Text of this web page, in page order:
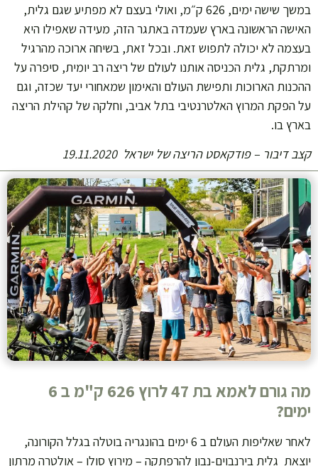
במשך שישה ימים, 626 ק״מ, ואולי בעצם לא מפתיע שגם גלית,
האישה הראשונה בארץ שעמדה באתגר הזה, מעידה שאפילו היא
בעצמה לא יכולה לתפוש זאת. ובכל זאת, בשיחה ארוכה מהרגיל
ומרתקת, גלית הכניסה אותנו לעולם של ריצה רב יומית, סיפרה על
ההכנות הארוכות ותפישת העולם והאימון שמאחורי יעד שכזה, וגם
על הפקת המרוץ האלטרנטיבי בתל אביב, וחלקה של קהילת הריצה
בארץ בו.
קצב דיבור – פודקאסט הריצה של ישראל 19.11.2020
מה גורם לאמא בת 47 לרוץ 626 ק"מ ב 6
ימים?
לאחר שאליפות העולם ב 6 ימים בהונגריה בוטלה בגלל הקורונה,
יוצאת גלית בירנבוים-נבון להרפתקה – מירוץ סולו – אולטרה מרתון